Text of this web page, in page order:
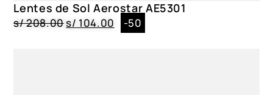
Lentes de Sol Aerostar AE5301
s/208.00s/ 104.00 -50